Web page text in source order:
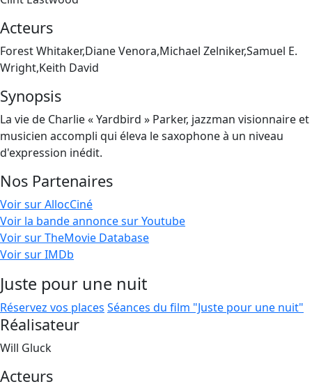
Acteurs
Forest Whitaker,Diane Venora,Michael Zelniker,Samuel E.
Wright,Keith David
Synopsis
La vie de Charlie « Yardbird » Parker, jazzman visionnaire et
musicien accompli qui éleva le saxophone à un niveau
d'expression inédit.
Nos Partenaires
Voir sur AllocCiné
Voir la bande annonce sur Youtube
Voir sur TheMovie Database
Voir sur IMDb
Juste pour une nuit
Réservez vos places Séances du film "Juste pour une nuit"
Réalisateur
Will Gluck
Acteurs